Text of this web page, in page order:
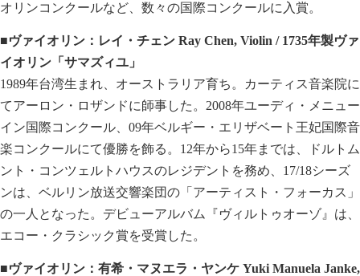
オリンコンクールなど、数々の国際コンクールに入賞。
■ヴァイオリン：レイ・チェン Ray Chen, Violin / 1735年製ヴァ
イオリン「サマズィユ」
1989年台湾生まれ、オーストラリア育ち。カーティス音楽院に
てアーロン・ロザンドに師事した。2008年ユーディ・メニュー
イン国際コンクール、09年ベルギー・エリザベート王妃国際音
楽コンクールにて優勝を飾る。12年から15年までは、ドルトム
ント・コンツェルトハウスのレジデントを務め、17/18シーズ
ンは、ベルリン放送交響楽団の「アーティスト・フォーカス」
の一人となった。デビューアルバム『ヴィルトゥオーゾ』は、
エコー・クラシック賞を受賞した。
■ヴァイオリン：有希・マヌエラ・ヤンケ Yuki Manuela Janke,